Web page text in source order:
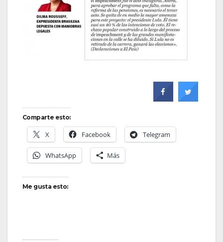
Comparte esto:
X Facebook Telegram
WhatsApp Más
Me gusta esto: